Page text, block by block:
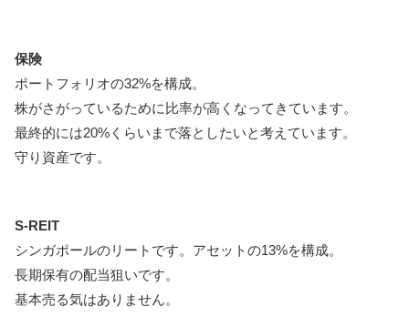
保険
ポートフォリオの32%を構成。
株がさがっているために比率が高くなってきています。
最終的には20%くらいまで落としたいと考えています。
守り資産です。
S-REIT
シンガポールのリートです。アセットの13%を構成。
長期保有の配当狙いです。
基本売る気はありません。